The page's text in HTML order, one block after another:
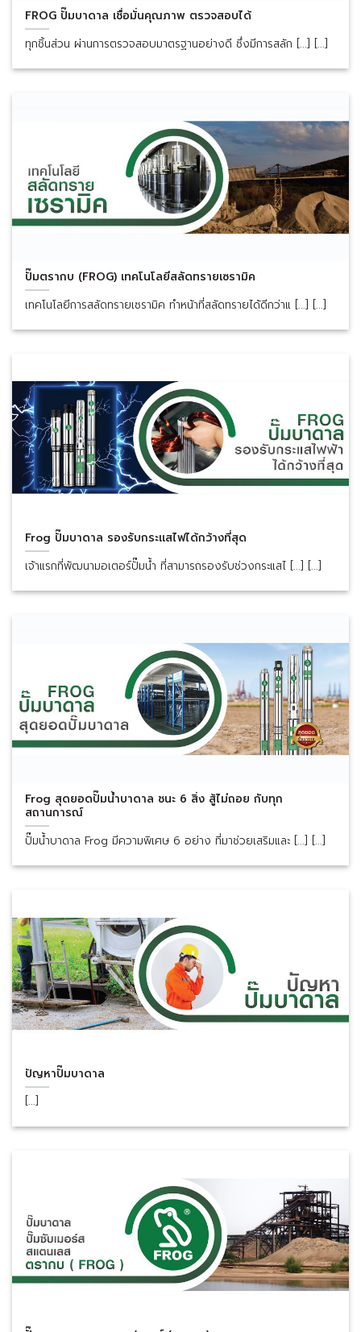
FROG ปั๊มบาดาล เชื่อมั่นคุณภาพ ตรวจสอบได้
ทุกชิ้นส่วน ผ่านการตรวจสอบมาตรฐานอย่างดี ซึ่งมีการสลัก [...] [...]
ปั๊มตรากบ (FROG) เทคโนโลยีสลัดทรายเซรามิค
เทคโนโลยีการสลัดทรายเซรามิค ทำหน้าที่สลัดทรายได้ดีกว่าแ [...] [...]
Frog ปั๊มบาดาล รองรับกระแสไฟได้กว้างที่สุด
เจ้าแรกที่พัฒนามอเตอร์ปั๊มน้ำ ที่สามารถรองรับช่วงกระแสไ [...] [...]
Frog สุดยอดปั๊มน้ำบาดาล ชนะ 6 สิ่ง สู้ไม่ถอย กับทุก
สถานการณ์
ปั๊มน้ำบาดาล Frog มีความพิเศษ 6 อย่าง ที่มาช่วยเสริมและ [...] [...]
ปัญหาปั๊มบาดาล
[...]